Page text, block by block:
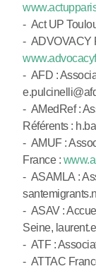
- Act UP
- ADVOVACY
- AFD :
- AMedRef :
Référents :
- AMUF :
France :
- ASAMLA :
- ASAV :
Seine,
- ATF :
- ATTAC